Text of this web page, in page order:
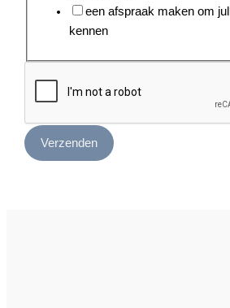
een afspraak maken om
kennen
Verzenden